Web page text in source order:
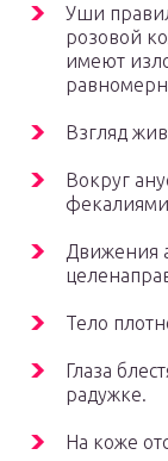
Уши
розовой
имеют
Взгляд
Вокруг
Движения
Тело
Глаза
радужке.
На коже